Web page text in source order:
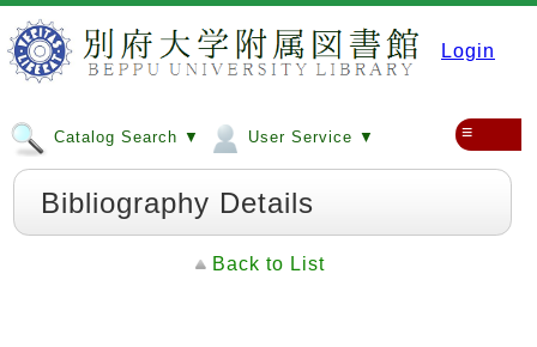
Login
Catalog Search ▼ User Service ▼ ≡
Bibliography Details
Back to List